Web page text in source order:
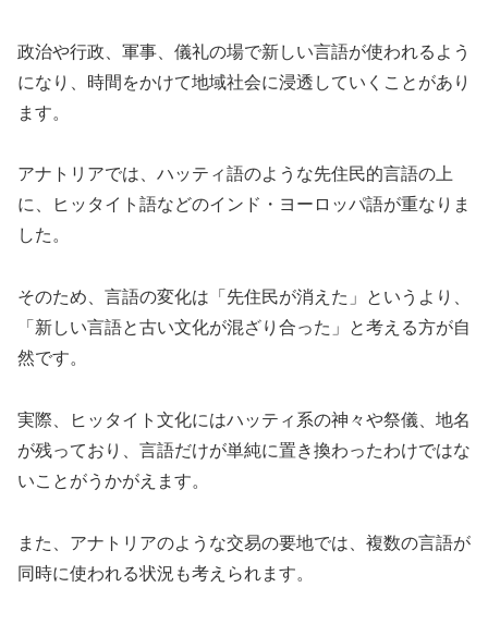
政治や行政、軍事、儀礼の場で新しい言語が使われるよう
になり、時間をかけて地域社会に浸透していくことがあり
ます。
アナトリアでは、ハッティ語のような先住民的言語の上
に、ヒッタイト語などのインド・ヨーロッパ語が重なりま
した。
そのため、言語の変化は「先住民が消えた」というより、
「新しい言語と古い文化が混ざり合った」と考える方が自
然です。
実際、ヒッタイト文化にはハッティ系の神々や祭儀、地名
が残っており、言語だけが単純に置き換わったわけではな
いことがうかがえます。
また、アナトリアのような交易の要地では、複数の言語が
同時に使われる状況も考えられます。